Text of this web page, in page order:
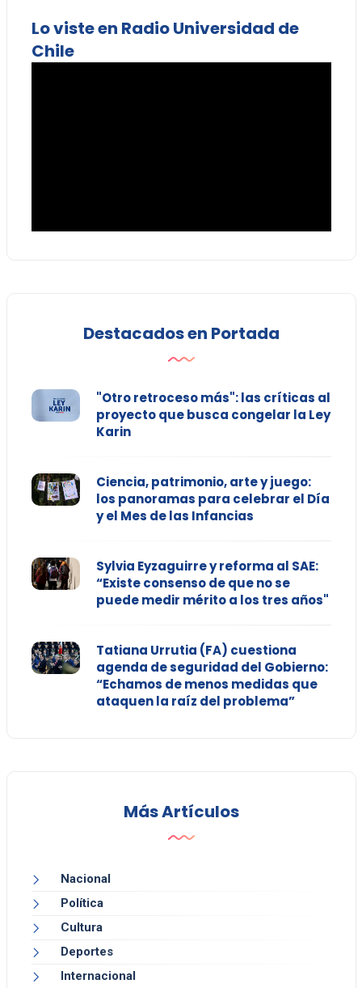
Lo viste en Radio Universidad de
Chile
Destacados en Portada
"Otro retroceso más": las críticas al
proyecto que busca congelar la Ley
Karin
Ciencia, patrimonio, arte y juego:
los panoramas para celebrar el Día
y el Mes de las Infancias
Sylvia Eyzaguirre y reforma al SAE:
“Existe consenso de que no se
puede medir mérito a los tres años"
Tatiana Urrutia (FA) cuestiona
agenda de seguridad del Gobierno:
“Echamos de menos medidas que
ataquen la raíz del problema”
Más Artículos
Nacional
Política
Cultura
Deportes
Internacional